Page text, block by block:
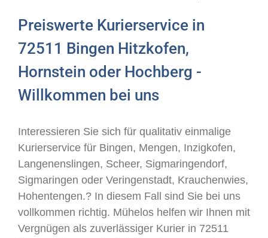
Preiswerte Kurierservice in
72511 Bingen Hitzkofen,
Hornstein oder Hochberg -
Willkommen bei uns
Interessieren Sie sich für qualitativ einmalige
Kurierservice für Bingen, Mengen, Inzigkofen,
Langenenslingen, Scheer, Sigmaringendorf,
Sigmaringen oder Veringenstadt, Krauchenwies,
Hohentengen.? In diesem Fall sind Sie bei uns
vollkommen richtig. Mühelos helfen wir Ihnen mit
Vergnügen als zuverlässiger Kurier in 72511